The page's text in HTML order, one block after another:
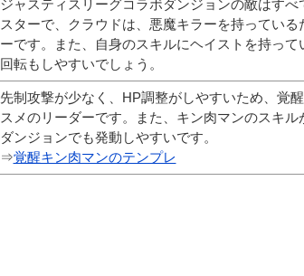
ジャスティスリーグコラボダンジョンの敵はすべ
スターで、クラウドは、悪魔キラーを持っている
ーです。また、自身のスキルにヘイストを持って
回転もしやすいでしょう。
先制攻撃が少なく、HP調整がしやすいため、覚
スメのリーダーです。また、キン肉マンのスキル
ダンジョンでも発動しやすいです。
⇒覚醒キン肉マンのテンプレ